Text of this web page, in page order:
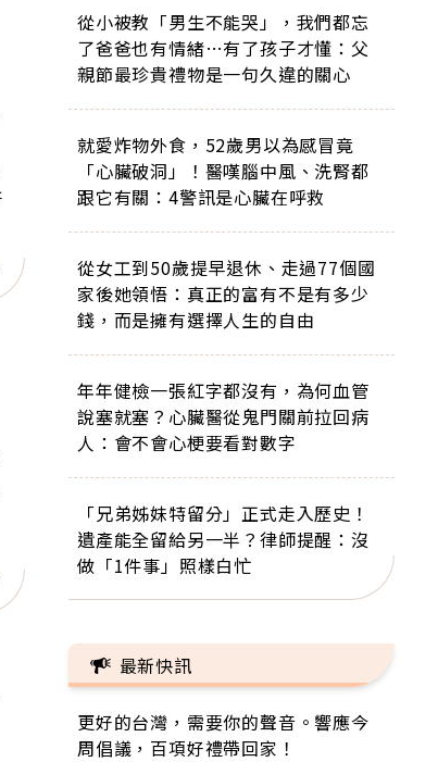
從小被教「男生不能哭」，我們都忘
了爸爸也有情緒…有了孩子才懂：父
親節最珍貴禮物是一句久違的關心
就愛炸物外食，52歲男以為感冒竟
「心臟破洞」！醫嘆腦中風、洗腎都
跟它有關：4警訊是心臟在呼救
從女工到50歲提早退休、走過77個國
家後她領悟：真正的富有不是有多少
錢，而是擁有選擇人生的自由
年年健檢一張紅字都沒有，為何血管
說塞就塞？心臟醫從鬼門關前拉回病
人：會不會心梗要看對數字
「兄弟姊妹特留分」正式走入歷史！
遺產能全留給另一半？律師提醒：沒
做「1件事」照樣白忙
最新快訊
更好的台灣，需要你的聲音。響應今
周倡議，百項好禮帶回家！